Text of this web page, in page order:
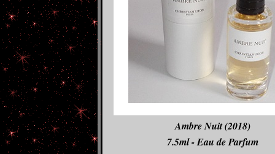
Ambre Nuit (2018)
7.5ml - Eau de Parfum